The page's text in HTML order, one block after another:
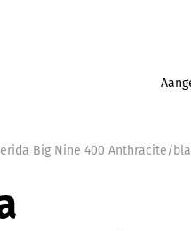
Big Nine 400 Anthracite/